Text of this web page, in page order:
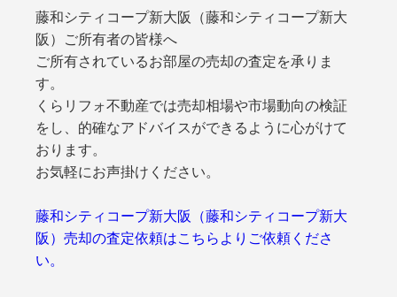
藤和シティコープ新大阪（藤和シティコープ新大
阪）ご所有者の皆様へ
ご所有されているお部屋の売却の査定を承りま
す。
くらリフォ不動産では売却相場や市場動向の検証
をし、的確なアドバイスができるように心がけて
おります。
お気軽にお声掛けください。
藤和シティコープ新大阪（藤和シティコープ新大
阪）売却の査定依頼はこちらよりご依頼くださ
い。